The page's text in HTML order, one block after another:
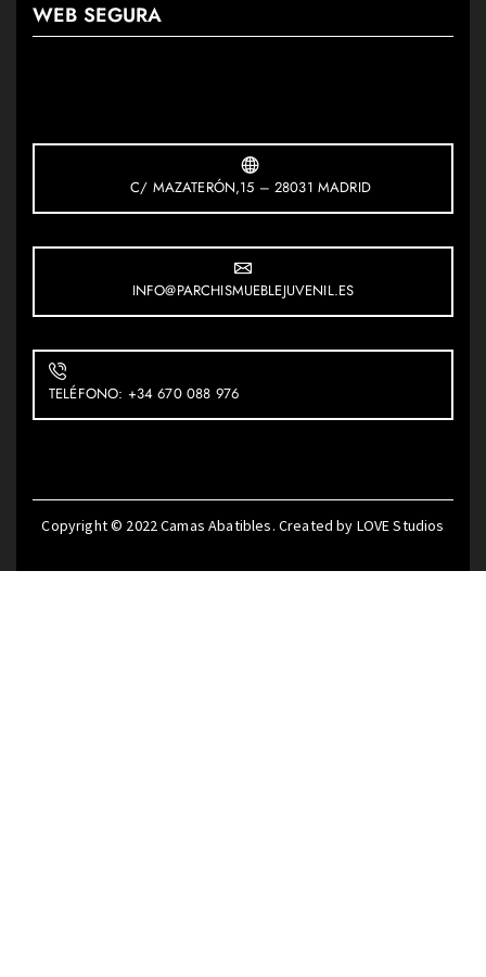
WEB SEGURA
C/ MAZATERÓN,15 – 28031 MADRID
INFO@PARCHISMUEBLEJUVENIL.ES
TELÉFONO: +34 670 088 976
Copyright © 2022Camas Abatibles. Created by LOVE Studios